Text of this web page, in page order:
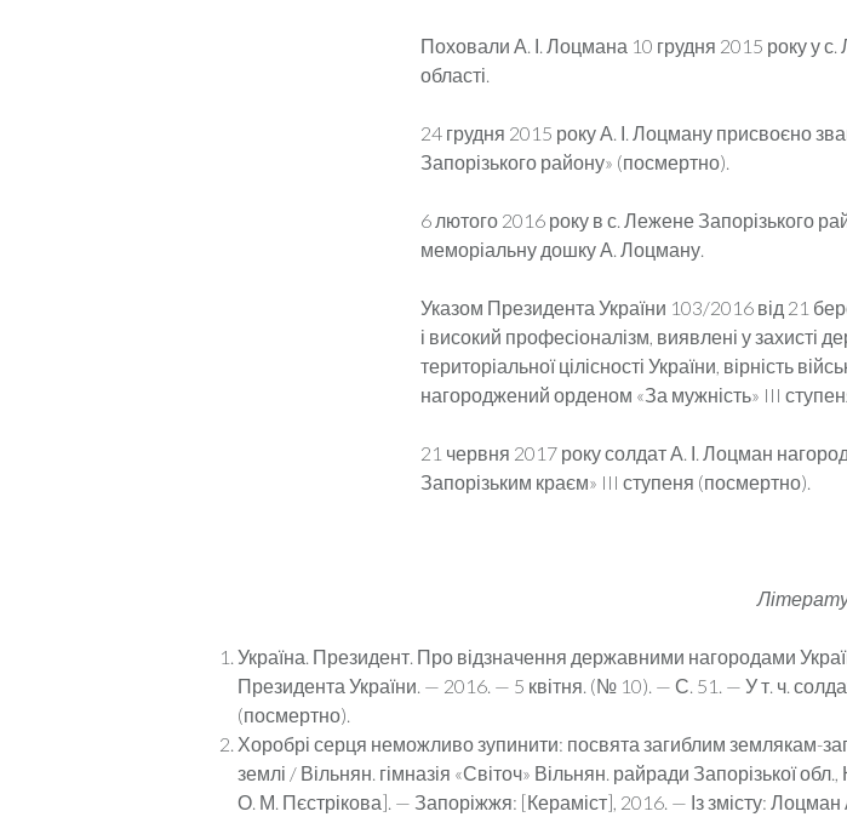
Поховали А. І. Лоцмана 10 грудня 2015 року у с.
області.
24 грудня 2015 року А. І. Лоцману присвоєно
Запорізького району» (посмертно).
6 лютого 2016 року в с. Лежене Запорізького
меморіальну дошку А. Лоцману.
Указом Президента України 103/2016 від 21
і високий професіоналізм, виявлені у захисті
територіальної цілісності України, вір­ність
нагороджений орденом «За мужність» III
21 червня 2017 року солдат А. І. Лоцман
Запорізьким краєм» III ступеня (посмертно).
Україна. Президент. Про відзначення державними нагорода­ми
Президента України. — 2016. — 5 квітня. (№ 10). — С. 51. — У т. ч.
(посмертно).
Хоробрі серця неможливо зупинити: посвята загиблим зем­лякам-
землі / Вільнян. гімназія «Світоч» Вільнян. райради Запорізької
О. М. Пєстрікова]. — Запоріжжя: [Кера­міст], 2016. — Із змісту: Лоцман